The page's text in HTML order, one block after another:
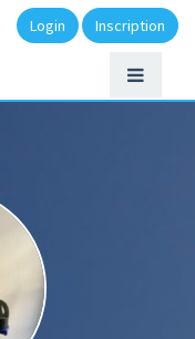
Login Inscription